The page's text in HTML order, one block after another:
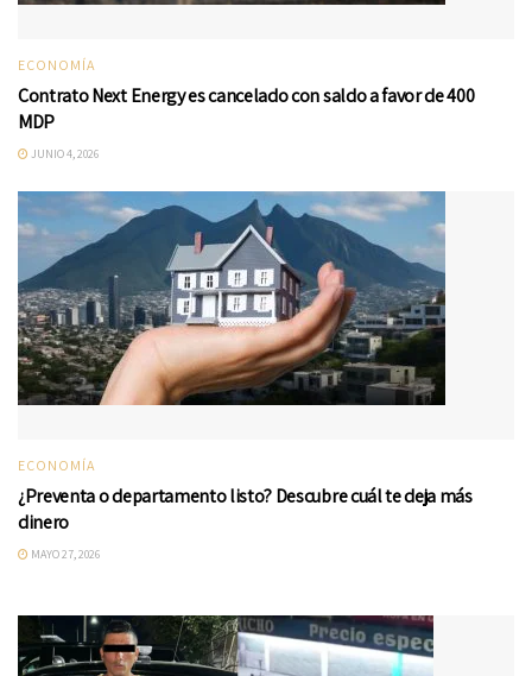
ECONOMÍA
Contrato Next Energy es cancelado con saldo a favor de 400
MDP
JUNIO 4, 2026
ECONOMÍA
¿Preventa o departamento listo? Descubre cuál te deja más
dinero
MAYO 27, 2026